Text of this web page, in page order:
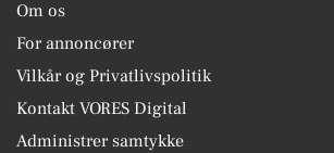
Om os
For annoncører
Vilkår og Privatlivspolitik
Kontakt VORES Digital
Administrer samtykke